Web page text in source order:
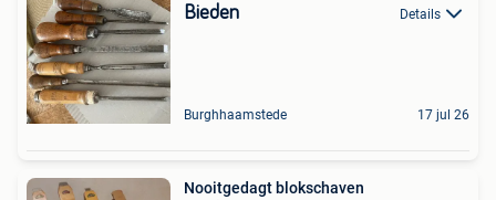
Bieden Details
Burghhaamstede 17 jul 26
Nooitgedagt blokschaven